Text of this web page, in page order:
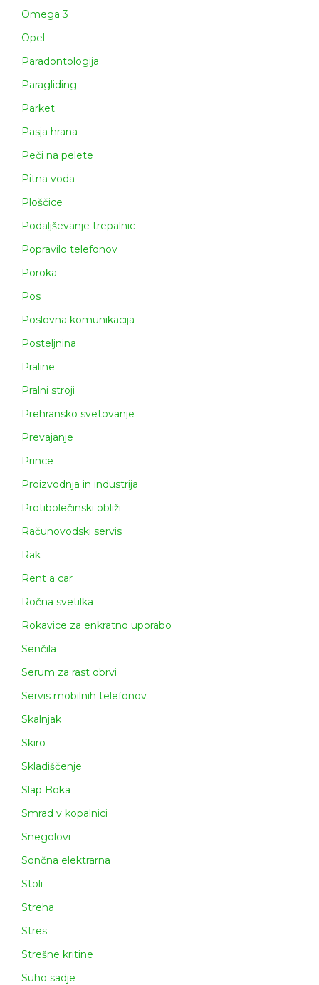
Omega 3
Opel
Paradontologija
Paragliding
Parket
Pasja hrana
Peči na pelete
Pitna voda
Ploščice
Podaljševanje trepalnic
Popravilo telefonov
Poroka
Pos
Poslovna komunikacija
Posteljnina
Praline
Pralni stroji
Prehransko svetovanje
Prevajanje
Prince
Proizvodnja in industrija
Protibolečinski obliži
Računovodski servis
Rak
Rent a car
Ročna svetilka
Rokavice za enkratno uporabo
Senčila
Serum za rast obrvi
Servis mobilnih telefonov
Skalnjak
Skiro
Skladiščenje
Slap Boka
Smrad v kopalnici
Snegolovi
Sončna elektrarna
Stoli
Streha
Stres
Strešne kritine
Suho sadje